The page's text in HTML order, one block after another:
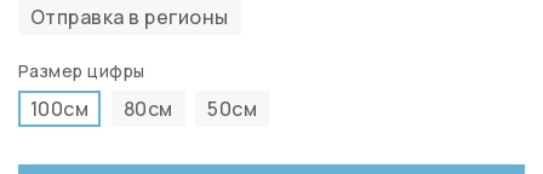
Отправка в регионы
Размер цифры
100см 80см 50см